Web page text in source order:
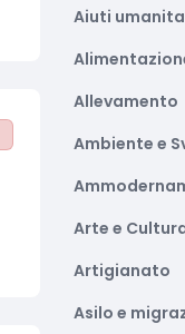
Aiuti
Allevamento
Ambiente e
Arte e
Artigianato
Asilo e